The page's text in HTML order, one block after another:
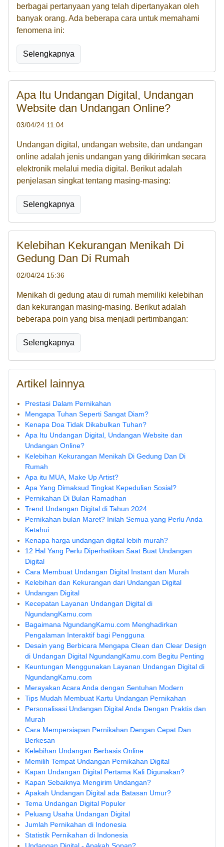
berbagai pertanyaan yang telah dipertanyakan oleh
banyak orang. Ada beberapa cara untuk memahami
fenomena ini:
Selengkapnya
Apa Itu Undangan Digital, Undangan
Website dan Undangan Online?
03/04/24 11:04
Undangan digital, undangan website, dan undangan
online adalah jenis undangan yang dikirimkan secara
elektronik melalui media digital. Berikut adalah
penjelasan singkat tentang masing-masing:
Selengkapnya
Kelebihan Kekurangan Menikah Di
Gedung Dan Di Rumah
02/04/24 15:36
Menikah di gedung atau di rumah memiliki kelebihan
dan kekurangan masing-masing. Berikut adalah
beberapa poin yang bisa menjadi pertimbangan:
Selengkapnya
Artikel lainnya
Prestasi Dalam Pernikahan
Mengapa Tuhan Seperti Sangat Diam?
Kenapa Doa Tidak Dikabulkan Tuhan?
Apa Itu Undangan Digital, Undangan Website dan
Undangan Online?
Kelebihan Kekurangan Menikah Di Gedung Dan Di
Rumah
Apa itu MUA, Make Up Artist?
Apa Yang Dimaksud Tingkat Kepedulian Sosial?
Pernikahan Di Bulan Ramadhan
Trend Undangan Digital di Tahun 2024
Pernikahan bulan Maret? Inilah Semua yang Perlu Anda
Ketahui
Kenapa harga undangan digital lebih murah?
12 Hal Yang Perlu Diperhatikan Saat Buat Undangan
Digital
Cara Membuat Undangan Digital Instant dan Murah
Kelebihan dan Kekurangan dari Undangan Digital
Undangan Digital
Kecepatan Layanan Undangan Digital di
NgundangKamu.com
Bagaimana NgundangKamu.com Menghadirkan
Pengalaman Interaktif bagi Pengguna
Desain yang Berbicara Mengapa Clean dan Clear Design
di Undangan Digital NgundangKamu.com Begitu Penting
Keuntungan Menggunakan Layanan Undangan Digital di
NgundangKamu.com
Merayakan Acara Anda dengan Sentuhan Modern
Tips Mudah Membuat Kartu Undangan Pernikahan
Personalisasi Undangan Digital Anda Dengan Praktis dan
Murah
Cara Mempersiapan Pernikahan Dengan Cepat Dan
Berkesan
Kelebihan Undangan Berbasis Online
Memilih Tempat Undangan Pernikahan Digital
Kapan Undangan Digital Pertama Kali Digunakan?
Kapan Sebaiknya Mengirim Undangan?
Apakah Undangan Digital ada Batasan Umur?
Tema Undangan Digital Populer
Peluang Usaha Undangan Digital
Jumlah Pernikahan di Indonesia
Statistik Pernikahan di Indonesia